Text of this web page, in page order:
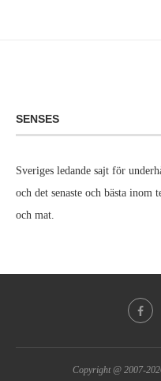
SENSES
Sveriges ledande sajt för
och det senaste och bästa
och mat.
Copyright @ 2007-